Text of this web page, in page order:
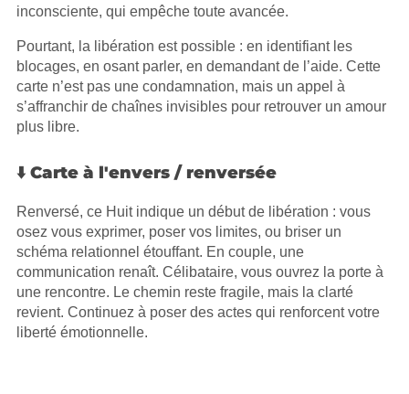
inconsciente, qui empêche toute avancée.
Pourtant, la libération est possible : en identifiant les
blocages, en osant parler, en demandant de l’aide. Cette
carte n’est pas une condamnation, mais un appel à
s’affranchir de chaînes invisibles pour retrouver un amour
plus libre.
⬇️ Carte à l'envers / renversée
Renversé, ce Huit indique un début de libération : vous
osez vous exprimer, poser vos limites, ou briser un
schéma relationnel étouffant. En couple, une
communication renaît. Célibataire, vous ouvrez la porte à
une rencontre. Le chemin reste fragile, mais la clarté
revient. Continuez à poser des actes qui renforcent votre
liberté émotionnelle.